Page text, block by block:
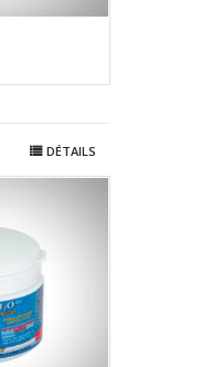
DÉTAILS